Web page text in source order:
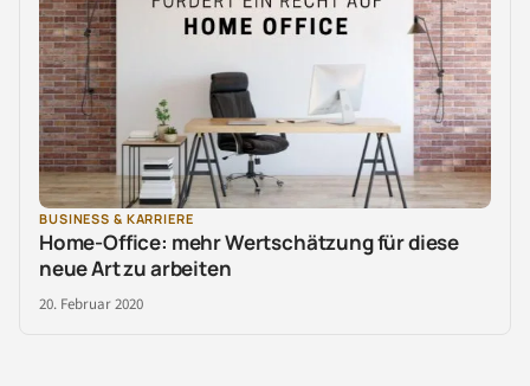
BUSINESS & KARRIERE
Home-Office: mehr Wertschätzung für diese
neue Art zu arbeiten
20. Februar 2020